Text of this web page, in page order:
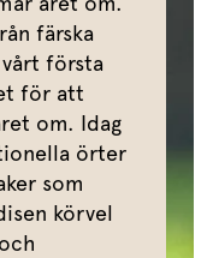
färska
första
för att
om. Idag
örter
som
körvel